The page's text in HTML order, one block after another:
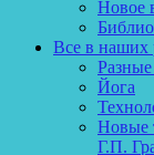
Новое
Все в наших
Йога
Новые
Г.П.